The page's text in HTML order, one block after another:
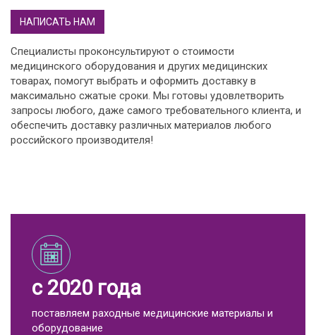
НАПИСАТЬ НАМ
Специалисты проконсультируют о стоимости
медицинского оборудования и других медицинских
товарах, помогут выбрать и оформить доставку в
максимально сжатые сроки. Мы готовы удовлетворить
запросы любого, даже самого требовательного клиента, и
обеспечить доставку различных материалов любого
российского производителя!
с 2020 года
поставляем раходные медицинские материалы и
оборудование